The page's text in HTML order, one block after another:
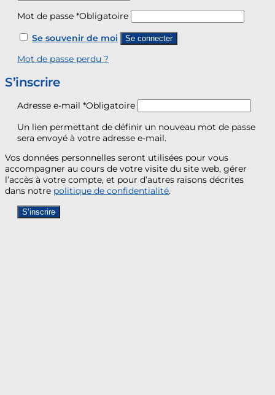
Mot de passe *Obligatoire
Se souvenir de moi Se connecter
Mot de passe perdu ?
S’inscrire
Adresse e-mail *Obligatoire
Un lien permettant de définir un nouveau mot de passe
sera envoyé à votre adresse e-mail.
Vos données personnelles seront utilisées pour vous
accompagner au cours de votre visite du site web, gérer
l’accès à votre compte, et pour d’autres raisons décrites
dans notre politique de confidentialité.
S’inscrire